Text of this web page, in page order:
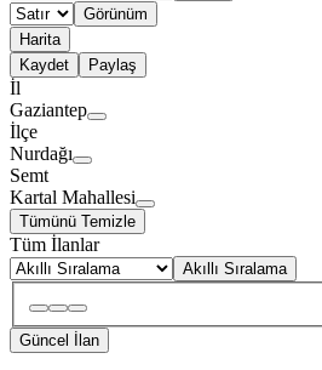
Görünüm
Harita
Kaydet
Paylaş
İl
Gaziantep
İlçe
Nurdağı
Semt
Kartal Mahallesi
Tümünü Temizle
Tüm İlanlar
Akıllı Sıralama
Güncel İlan